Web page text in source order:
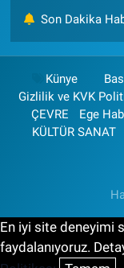
Son Dakika
Künye
Gizlilik ve KVK
ÇEVRE
Ege
KÜLTÜR SANAT
En iyi site deneyimi
faydalanıyoruz.